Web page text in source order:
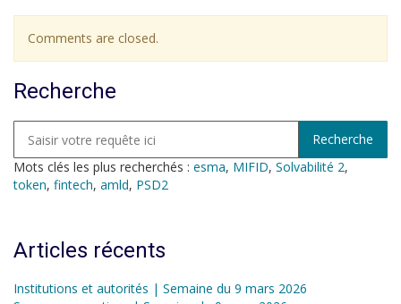
Comments are closed.
Recherche
Mots clés les plus recherchés : esma, MIFID, Solvabilité 2,
token, fintech, amld, PSD2
Articles récents
Institutions et autorités | Semaine du 9 mars 2026